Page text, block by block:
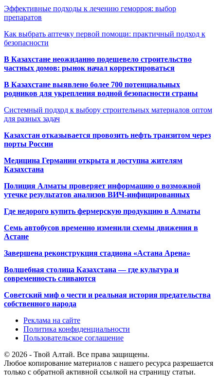
Эффективные подходы к лечению геморроя: выбор
препаратов
Как выбрать аптечку первой помощи: практичный подход к
безопасности
В Казахстане неожиданно подешевело строительство
частных домов: рынок начал корректироваться
В Казахстане выявлено более 700 потенциальных
родников для укрепления водной безопасности страны
Системный подход к выбору строительных материалов оптом
для разных задач
Казахстан отказывается провозить нефть транзитом через
порты России
Медицина Германии открыта и доступна жителям
Казахстана
Полиция Алматы проверяет информацию о возможной
утечке результатов анализов ВИЧ-инфицированных
Где недорого купить фермерскую продукцию в Алматы
Семь автобусов временно изменили схемы движения в
Астане
Завершена реконструкция стадиона «Астана Арена»
Волшебная столица Казахстана — где культура и
современность сливаются
Советский миф о чести и реальная история предательства
собственного народа
Реклама на сайте
Политика конфиденциальности
Пользовательское соглашение
© 2026 - Твой Алтай. Все права защищены.
Любое копирование материалов с нашего ресурса разрешается
только с обратной активной ссылкой на страницу статьи.